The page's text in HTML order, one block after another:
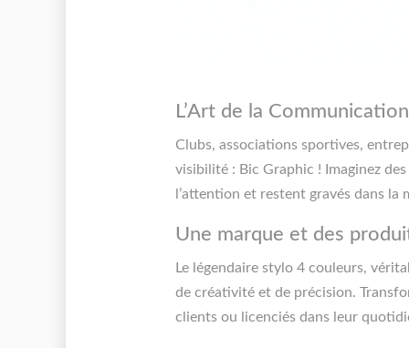
L’Art de la
Clubs, associations sportives,
visibilité : Bic Graphic ! Imaginez
l’attention et restent gravés dans
Une marque et des
Le légendaire stylo 4 couleurs,
de créativité et de précision.
clients ou licenciés dans leur